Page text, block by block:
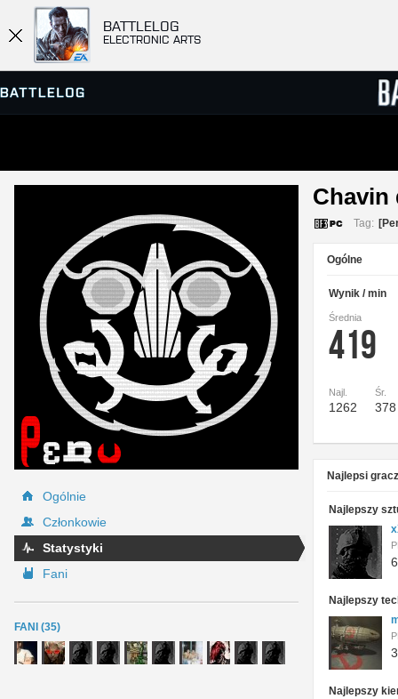
BATTLELOG
ELECTRONIC ARTS
PRZEGLĄDARKA SERWERÓW
Ogólnie
Członkowie
Statystyki
Fani
FANI (35)
Chavin
Tag:
Ogólne
Wynik / min
Średnia
419
Najl.
1262
Śr.
378
Najlepsi
Najlepszy
Najlepszy
Najlepszy